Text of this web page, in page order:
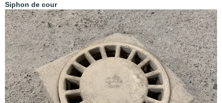
Siphon de cour